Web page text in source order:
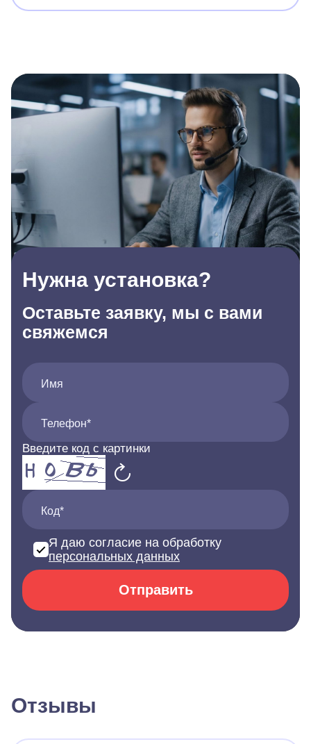
Нужна установка?
Оставьте заявку, мы с вами
свяжемся
Имя
Телефон*
Введите код с картинки
Код*
Я даю согласие на обработку
персональных данных
Отправить
Отзывы